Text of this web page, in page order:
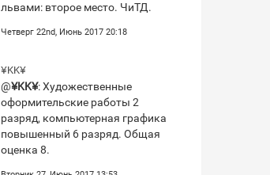
львами: второе место. ЧиТД.
Четверг 22nd, Июнь 2017 20:18
¥KK¥
@¥KK¥: Художественные
оформительские работы 2
разряд, компьютерная графика
повышенный 6 разряд. Общая
оценка 8.